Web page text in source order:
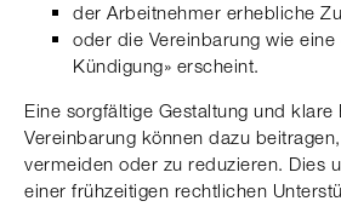
der Arbeitnehmer erhebliche
oder die Vereinbarung wie eine
Kündigung» erscheint.
Eine sorgfältige Gestaltung und
Vereinbarung können dazu
vermeiden oder zu reduzieren. Dies
einer frühzeitigen rechtlichen